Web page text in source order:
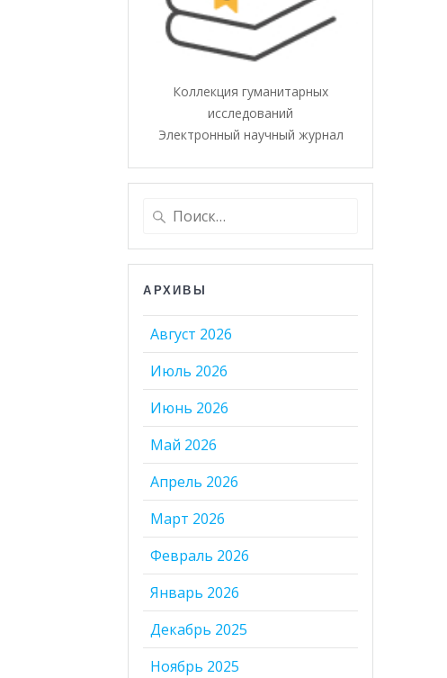
Коллекция гуманитарных
исследований
Электронный научный журнал
Найти:
АРХИВЫ
Август 2026
Июль 2026
Июнь 2026
Май 2026
Апрель 2026
Март 2026
Февраль 2026
Январь 2026
Декабрь 2025
Ноябрь 2025